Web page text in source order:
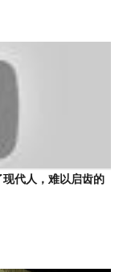
现代人，难以启齿的